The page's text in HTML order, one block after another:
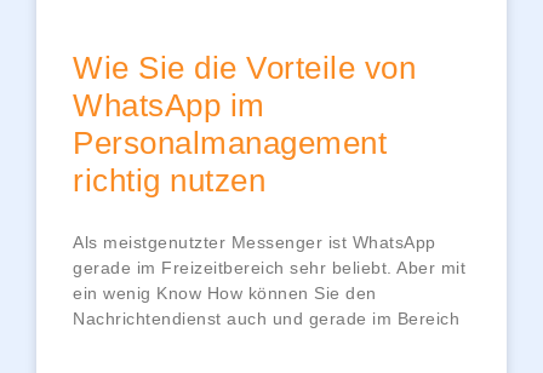
Wie Sie die Vorteile von
WhatsApp im
Personalmanagement
richtig nutzen
Als meistgenutzter Messenger ist WhatsApp
gerade im Freizeitbereich sehr beliebt. Aber mit
ein wenig Know How können Sie den
Nachrichtendienst auch und gerade im Bereich